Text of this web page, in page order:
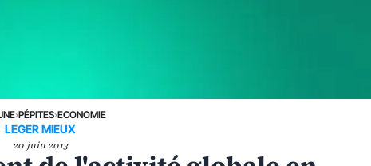
›PÉPITES›ECONOMIE
LEGER MIEUX
20 juin 2013